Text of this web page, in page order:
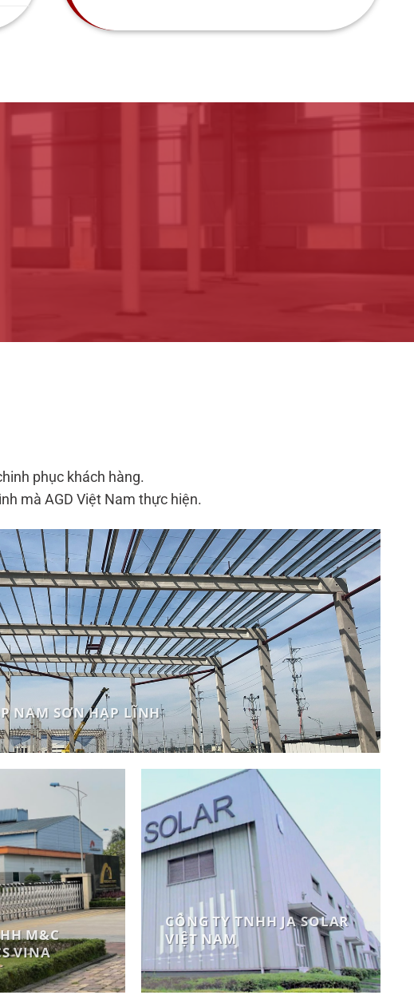
phục khách hàng.
mà AGD Việt Nam thực hiện.
NAM SƠN HẠP LĨNH
M&C
VINA
CÔNG TY TNHH JA SOLAR
VIỆT NAM